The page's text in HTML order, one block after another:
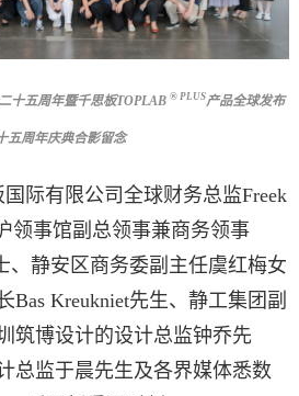
十五周年暨千思板TOPLAB ® PLUS产品全球发布
五周年庆典合影留念
际有限公司全球财务总监Freek
领事馆副总领事兼商务领事
、静安区商务委副主任虞红梅女
Bas Kreukniet先生、静工集团副
筑博设计的设计总监钟乔先
总监于晨先生及各界媒体悉数